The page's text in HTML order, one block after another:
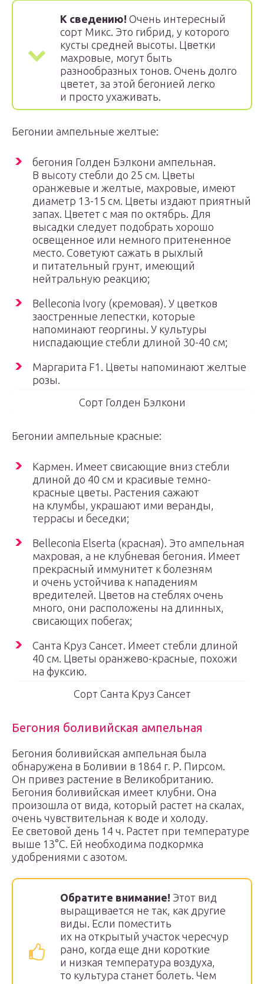
К сведению! Очень интересный
сорт Микс. Это гибрид, у которого
кусты средней высоты. Цветки
махровые, могут быть
разнообразных тонов. Очень долго
цветет, за этой бегонией легко
и просто ухаживать.
Бегонии ампельные желтые:
бегония Голден Бэлкони ампельная.
В высоту стебли до 25 см. Цветы
оранжевые и желтые, махровые, имеют
диаметр 13-15 см. Цветы издают приятный
запах. Цветет с мая по октябрь. Для
высадки следует подобрать хорошо
освещенное или немного притененное
место. Советуют сажать в рыхлый
и питательный грунт, имеющий
нейтральную реакцию;
Belleconia Ivory (кремовая). У цветков
заостренные лепестки, которые
напоминают георгины. У культуры
ниспадающие стебли длиной 30-40 см;
Маргарита F1. Цветы напоминают желтые
розы.
Сорт Голден Бэлкони
Бегонии ампельные красные:
Кармен. Имеет свисающие вниз стебли
длиной до 40 см и красивые темно-
красные цветы. Растения сажают
на клумбы, украшают ими веранды,
террасы и беседки;
Belleconia Elserta (красная). Это ампельная
махровая, а не клубневая бегония. Имеет
прекрасный иммунитет к болезням
и очень устойчива к нападениям
вредителей. Цветов на стеблях очень
много, они расположены на длинных,
свисающих побегах;
Санта Круз Сансет. Имеет стебли длиной
40 см. Цветы оранжево-красные, похожи
на фуксию.
Сорт Санта Круз Сансет
Бегония боливийская ампельная
Бегония боливийская ампельная была
обнаружена в Боливии в 1864 г. Р. Пирсом.
Он привез растение в Великобританию.
Бегония боливийская имеет клубни. Она
произошла от вида, который растет на скалах,
очень чувствительная к воде и холоду.
Ее световой день 14 ч. Растет при температуре
выше 13°С. Ей необходима подкормка
удобрениями с азотом.
Обратите внимание! Этот вид
выращивается не так, как другие
виды. Если поместить
их на открытый участок чересчур
рано, когда еще дни короткие
и низкая температура воздуха,
то культура станет болеть. Чем